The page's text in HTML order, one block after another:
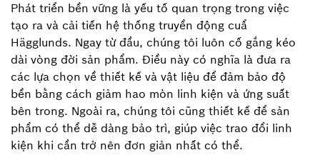
Phát triển bền vững là yếu tố quan trọng trong việc
tạo ra và cải tiến hệ thống truyền động cuẩ
Hägglunds. Ngay từ đầu, chúng tôi luôn cố gắng kéo
dài vòng đời sản phẩm. Điều này có nghĩa là đưa ra
các lựa chọn về thiết kế và vật liệu để đảm bảo độ
bền bằng cách giảm hao mòn linh kiện và ứng suất
bên trong. Ngoài ra, chúng tôi cũng thiết kế để sản
phẩm có thể dễ dàng bảo trì, giúp việc trao đổi linh
kiện khi cần trở nên đơn giản nhất có thể.